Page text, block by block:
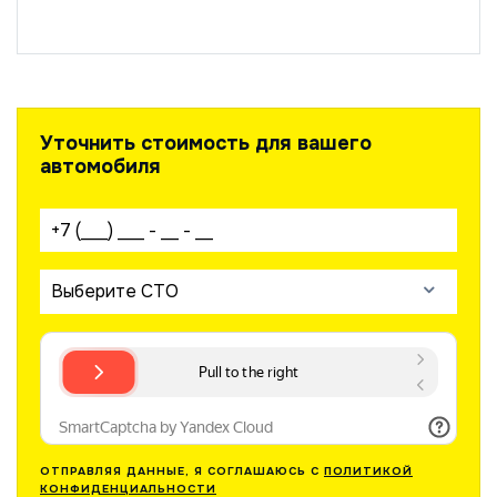
Уточнить стоимость для вашего
автомобиля
Ваш телефон:
Выберите СТО
ОТПРАВЛЯЯ ДАННЫЕ, Я СОГЛАШАЮСЬ С ПОЛИТИКОЙ
КОНФИДЕНЦИАЛЬНОСТИ